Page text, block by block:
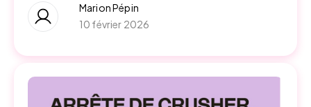
Marion Pépin
10 février 2026